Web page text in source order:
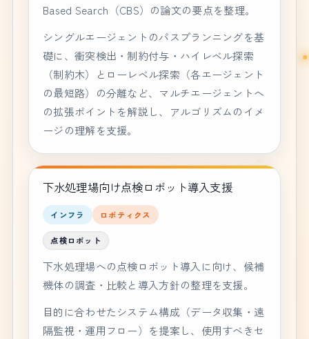
Based Search（CBS）の論文の要点を整理。
シングルエージェントのパスプランニングを基
礎に、衝突検出・制約付与・ハイレベル探索
（制約木）とローレベル探索（各エージェント
の最短路）の分離など、マルチエージェントへ
の拡張ポイントを解説し、アルゴリズムのイメ
ージの理解を支援。
下水処理場向け点検ロボット導入支援
インフラ ロボティクス
点検ロボット
下水処理場への点検ロボット導入に向け、候補
機体の調査・比較と導入方針の整理を支援。
目的に合わせたシステム構成（データ収集・遠
隔監視・運用フロー）を提案し、使用すべきセ